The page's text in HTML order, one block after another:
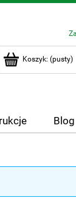
Koszyk: (pusty)
Blog